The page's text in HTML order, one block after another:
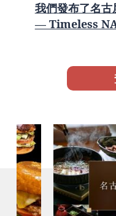
我們發布了名
— Timeless